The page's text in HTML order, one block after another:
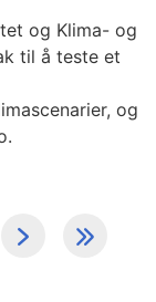
og Klima- og
til å teste et
og